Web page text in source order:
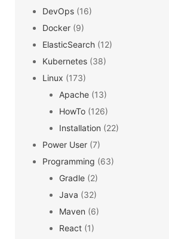
DevOps (16)
Docker (9)
ElasticSearch (12)
Kubernetes (38)
Linux (173)
Apache (13)
HowTo (126)
Installation (22)
Power User (7)
Programming (63)
Gradle (2)
Java (32)
Maven (6)
React (1)